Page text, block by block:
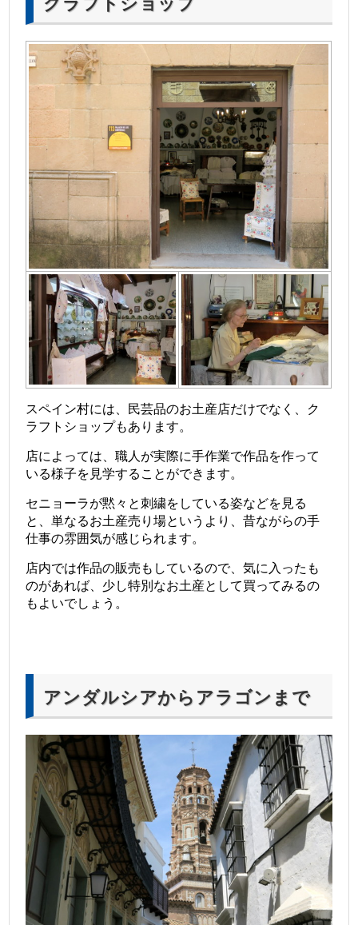
スペイン村には、民芸品のお土産店だけでなく、ク
ラフトショップもあります。
店によっては、職人が実際に手作業で作品を作って
いる様子を見学することができます。
セニョーラが黙々と刺繍をしている姿などを見る
と、単なるお土産売り場というより、昔ながらの手
仕事の雰囲気が感じられます。
店内では作品の販売もしているので、気に入ったも
のがあれば、少し特別なお土産として買ってみるの
もよいでしょう。
アンダルシアからアラゴンまで